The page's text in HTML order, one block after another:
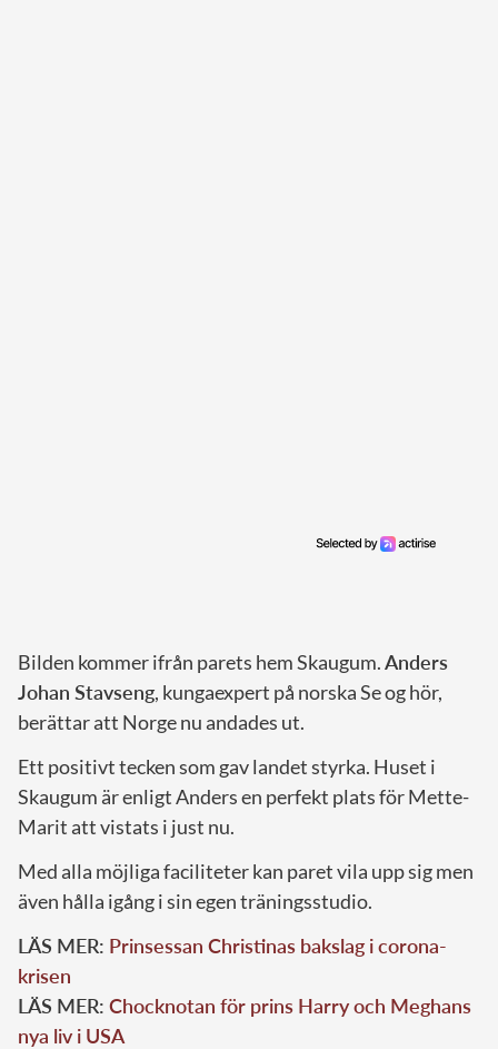
Bilden kommer ifrån parets hem Skaugum.Anders
Johan Stavseng, kungaexpert på norska Se og hör,
berättar att Norge nu andades ut.
Ett positivt tecken som gav landet styrka. Huset i
Skaugum är enligt Anders en perfekt plats för Mette-
Marit att vistats i just nu.
Med alla möjliga faciliteter kan paret vila upp sig men
även hålla igång i sin egen träningsstudio.
LÄS MER: Prinsessan Christinas bakslag i corona-
krisen
LÄS MER: Chocknotan för prins Harry och Meghans
nya liv i USA